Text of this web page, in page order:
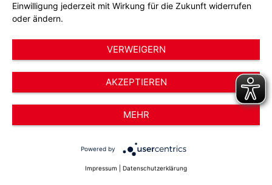
© 2026 AWO Düsseldorf – Arbeiterwohlfahrt e.V.
Einwilligung jederzeit mit Wirkung für die Zukunft widerrufen
oder ändern.
VERWEIGERN
AKZEPTIEREN
MEHR
Powered by
Impressum Datenschutzerklärung